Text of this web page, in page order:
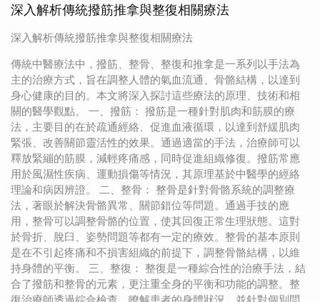
深入解析傳統撥筋推拿與整復相關療法
深入解析傳統撥筋推拿與整復相關療法
傳統中醫療法中，撥筋、整骨、整復和推拿是一系列以手法為
主的治療方式，旨在調整人體的氣血流通、骨骼結構，以達到
身心健康的目的。本文將深入探討這些療法的原理、技術和相
關的醫學觀點。 一、撥筋： 撥筋是一種針對肌肉和筋膜的療
法，主要目的在於疏通經絡、促進血液循環，以達到舒緩肌肉
緊張、改善關節靈活性的效果。通過適當的手法，治療師可以
釋放緊繃的筋膜，減輕疼痛感，同時促進組織修復。撥筋常應
用於風濕性疾病、運動損傷等情況，其原理基於中醫學的經絡
理論和病因辨證。 二、整骨： 整骨是針對骨骼系統的調整療
法，著眼於解決骨骼異常、關節錯位等問題。通過手技的應
用，整骨可以調整骨骼的位置，使其回復正常生理狀態。這對
於骨折、脫臼、姿勢問題等都有一定的療效。整骨的基本原則
是在不引起疼痛和不損害組織的前提下，調整骨骼結構，以維
持身體的平衡。 三、整復： 整復是一種綜合性的治療手法，結
合了撥筋和整骨的元素，更注重全身的平衡和功能的調整。整